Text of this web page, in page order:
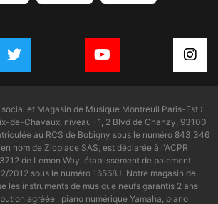
et Magasin de Musique Montreuil Paris-Est :
de-Chavaux, niveau -1, 2 Blvd de Chanzy, 93100
au RCS de Bobigny sous le numéro 843 346
nom de Zicplace SAS, est déclarée à l'ACPR
de Lemon Way, établissement de paiement
2012 sous le numéro 16568J. Notre magasin de
les instruments de musique neufs garantis 2 ans
agréée : piano numérique Yamaha, piano